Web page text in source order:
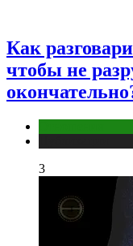
Как
чтобы не
3